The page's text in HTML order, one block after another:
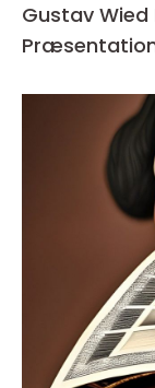
Gustav Wied